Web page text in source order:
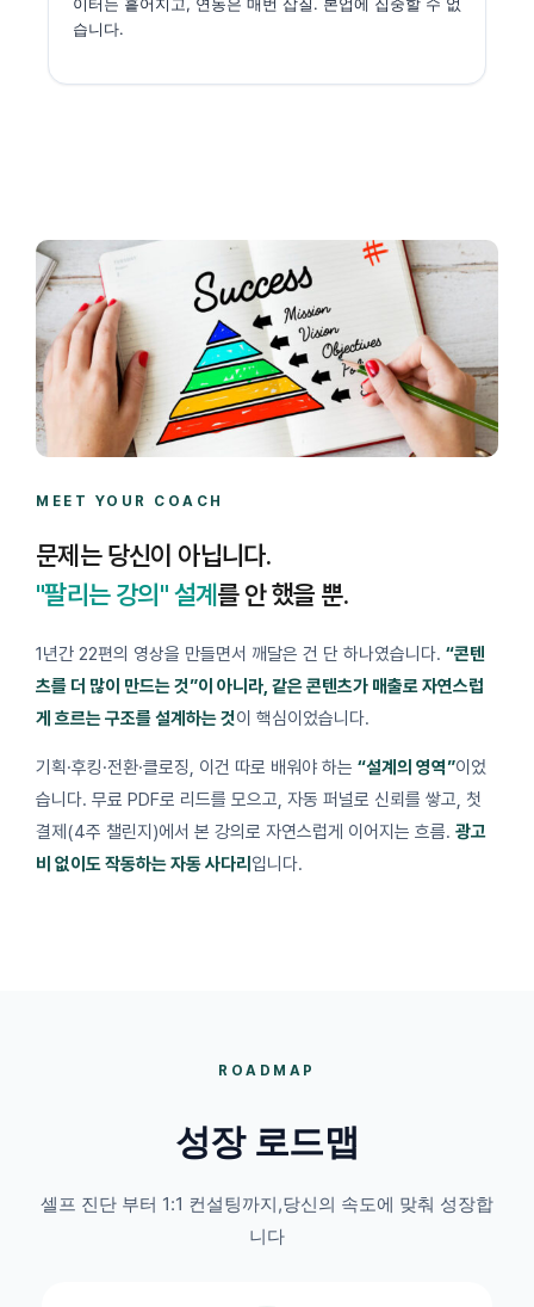
습니다.
MEET YOUR COACH
문제는 당신이 아닙니다.
"팔리는 강의" 설계를 안 했을 뿐.
1년간 22편의 영상을 만들면서 깨달은 건 단 하나였습니다. “콘텐
츠를 더 많이 만드는 것”이 아니라, 같은 콘텐츠가 매출로 자연스럽
게 흐르는 구조를 설계하는 것이 핵심이었습니다.
기획·후킹·전환·클로징, 이건 따로 배워야 하는 “설계의 영역”이었
습니다. 무료 PDF로 리드를 모으고, 자동 퍼널로 신뢰를 쌓고, 첫
결제(4주 챌린지)에서 본 강의로 자연스럽게 이어지는 흐름. 광고
비 없이도 작동하는 자동 사다리 입니다.
ROADMAP
성장 로드맵
셀프 진단 부터 1:1 컨설팅까지,당신의 속도에 맞춰 성장합
니다